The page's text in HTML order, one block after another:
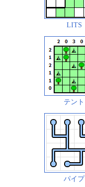
LITS
テント
パイプ